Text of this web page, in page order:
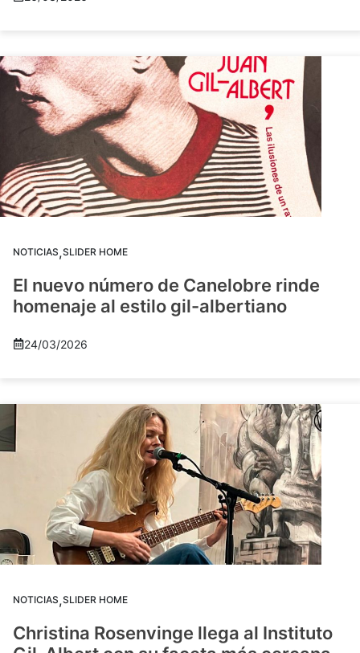
NOTICIAS,SLIDER HOME
El nuevo número de Canelobre rinde
homenaje al estilo gil-albertiano
24/03/2026
NOTICIAS,SLIDER HOME
Christina Rosenvinge llega al Instituto